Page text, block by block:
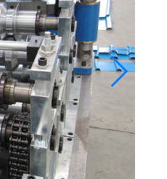
المتداول خط الانتاج
مباشرة
أنبوب مطحنة المتفجرات
من مخلفات الحرب
أنبوب مطحنة كبيرة
أنبوب مطحنة دوامة
السرعة أنبوب مطحنة
اقرأ المزيد